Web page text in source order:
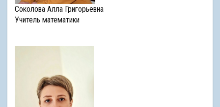
Соколова Алла Григорьевна
Учитель математики